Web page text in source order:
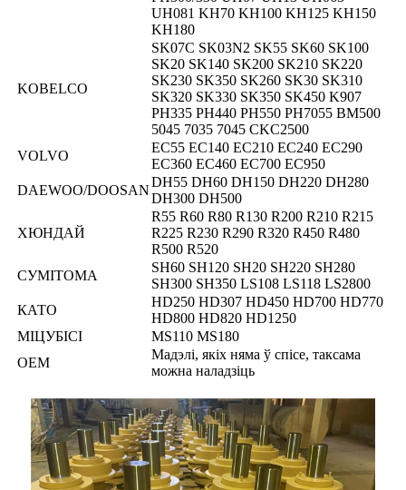
UH081 KH70 KH100 KH125 KH150
KH180
KOBELCO
SK07C SK03N2 SK55 SK60 SK100
SK20 SK140 SK200 SK210 SK220
SK230 SK350 SK260 SK30 SK310
SK320 SK330 SK350 SK450 K907
PH335 PH440 PH550 PH7055 BM500
5045 7035 7045 CKC2500
VOLVO
EC55 EC140 EC210 EC240 EC290
EC360 EC460 EC700 EC950
DAEWOO/DOOSAN
DH55 DH60 DH150 DH220 DH280
DH300 DH500
ХЮНДАЙ
R55 R60 R80 R130 R200 R210 R215
R225 R230 R290 R320 R450 R480
R500 R520
СУМІТОМА
SH60 SH120 SH20 SH220 SH280
SH300 SH350 LS108 LS118 LS2800
КАТО
HD250 HD307 HD450 HD700 HD770
HD800 HD820 HD1250
МІЦУБІСІ
MS110 MS180
OEM
Мадэлі, якіх няма ў спісе, таксама
можна наладзіць